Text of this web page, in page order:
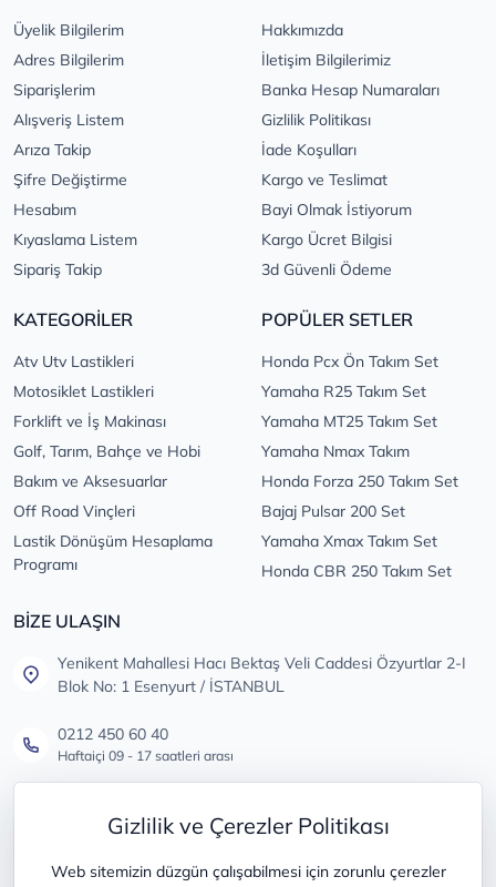
Gizlilik ve Çerezler Politikası
Web sitemizin düzgün çalışabilmesi için zorunlu çerezler
Üyelik Bilgilerim
Adres Bilgilerim
Siparişlerim
Alışveriş Listem
Arıza Takip
Şifre Değiştirme
Hesabım
Kıyaslama Listem
Sipariş Takip
Hakkımızda
İletişim Bilgilerimiz
Banka Hesap Numaraları
Gizlilik Politikası
İade Koşulları
Kargo ve Teslimat
Bayi Olmak İstiyorum
Kargo Ücret Bilgisi
3d Güvenli Ödeme
KATEGORİLER
Atv Utv Lastikleri
Motosiklet Lastikleri
Forklift ve İş Makinası
Golf, Tarım, Bahçe ve Hobi
Bakım ve Aksesuarlar
Off Road Vinçleri
Lastik Dönüşüm Hesaplama
Programı
POPÜLER SETLER
Honda Pcx Ön Takım Set
Yamaha R25 Takım Set
Yamaha MT25 Takım Set
Yamaha Nmax Takım
Honda Forza 250 Takım Set
Bajaj Pulsar 200 Set
Yamaha Xmax Takım Set
Honda CBR 250 Takım Set
BİZE ULAŞIN
Yenikent Mahallesi Hacı Bektaş Veli Caddesi Özyurtlar 2-I
Blok No: 1 Esenyurt / İSTANBUL
0212 450 60 40
Haftaiçi 09 - 17 saatleri arası
Tüm öneri ve şikayetleriniz için